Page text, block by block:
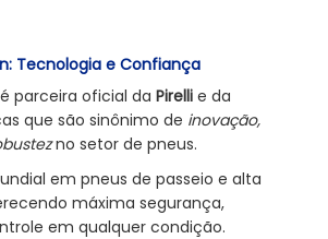
Tecnologia e Confiança
é parceira oficial da Pirelli e da
que são sinônimo de inovação,
no setor de pneus.
em pneus de passeio e alta
máxima segurança,
em qualquer condição.